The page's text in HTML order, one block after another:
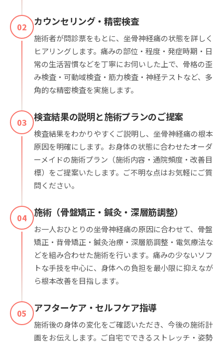
02 カウンセリング・精密検査
施術者が問診票をもとに、坐骨神経痛の状態を詳しく
ヒアリングします。痛みの部位・程度・発症時期・日
常の生活習慣などを丁寧にお伺いした上で、骨格の歪
み検査・可動域検査・筋力検査・神経テストなど、多
角的な精密検査を実施します。
03 検査結果の説明と施術プランのご提案
検査結果をわかりやすくご説明し、坐骨神経痛の根本
原因を明確にします。お身体の状態に合わせたオーダ
ーメイドの施術プラン（施術内容・通院頻度・改善目
標）をご提案いたします。ご不明な点はお気軽にご質
問ください。
04 施術（骨盤矯正・鍼灸・深層筋調整）
お一人おひとりの坐骨神経痛の原因に合わせて、骨盤
矯正・背骨矯正・鍼灸治療・深層筋調整・電気療法な
どを組み合わせた施術を行います。痛みの少ないソフ
トな手技を中心に、身体への負担を最小限に抑えなが
ら根本改善を目指します。
05 アフターケア・セルフケア指導
施術後の身体の変化をご確認いただき、今後の施術計
画をお伝えします。ご自宅でできるストレッチ・姿勢